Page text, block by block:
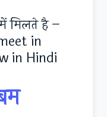
मिलते है –
in
in Hindi